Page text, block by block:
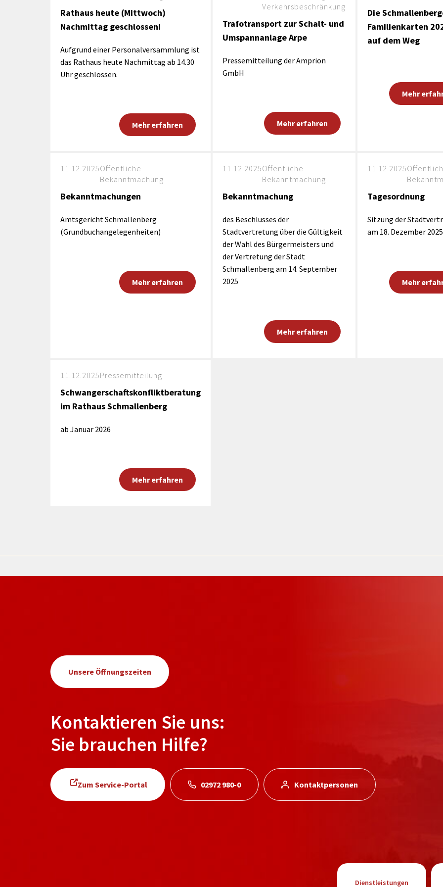
Rathaus heute (Mittwoch)
Nachmittag geschlossen!
Aufgrund einer Personalversammlung ist
das Rathaus heute Nachmittag ab 14.30
Uhr geschlossen.
Mehr erfahren
Verkehrsbeschränkung
Trafotransport zur Schalt- und
Umspannanlage Arpe
Pressemitteilung der Amprion
GmbH
Mehr erfahren
Die
Familienkarten
auf dem Weg
Mehr
11.12.2025Öffentliche
Bekanntmachung
Bekanntmachungen
Amtsgericht Schmallenberg
(Grundbuchangelegenheiten)
Mehr erfahren
11.12.2025Öffentliche
Bekanntmachung
Bekanntmachung
des Beschlusses der
Stadtvertretung über die Gültigkeit
der Wahl des Bürgermeisters und
der Vertretung der Stadt
Schmallenberg am 14. September
2025
Mehr erfahren
11.12.2025
Tagesordnung
Sitzung der
am 18. Dezember 2025
Mehr
11.12.2025Pressemitteilung
Schwangerschaftskonfliktberatung
im Rathaus Schmallenberg
ab Januar 2026
Mehr erfahren
Unsere Öffnungszeiten
Kontaktieren Sie uns:
Sie brauchen Hilfe?
Zum Service-Portal 02972 980-0 Kontaktpersonen
Dienstleistungen